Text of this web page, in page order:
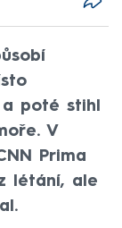
poté stihl
V
Prima
létání, ale